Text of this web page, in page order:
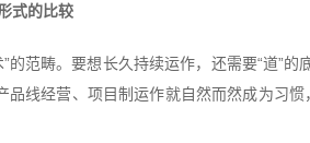
式的比较
范畴。要想长久持续运作，还需要“道”的
线经营、项目制运作就自然而然成为习惯